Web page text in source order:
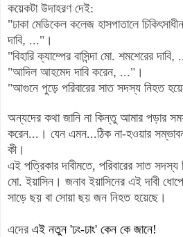
কয়েকটা উদাহরণ দেই:
"ঢাকা মেডিকেল কলেজ হাসপাতালে চিকিৎসা
দাবি, ..."।
"বিহারি ক্যাম্পের বাসিন্দা মো. শমশেরের দাবি,
"আদিল আহমেদ দাবি করেন, ..."।
"আগুনে পুড়ে পরিবারের সাত সদস্য নিহত
অন্যদের কথা জানি না কিন্তু আমার পড়ার
করেন...। যেন এমন...ঠিক না-হওয়ার
কী।
এই পত্রিকার দাবীমতে, পরিবারের সাত সদস্য
মো. ইয়াসিন। জনাব ইয়াসিনের এই দাবী
সাড়ে ছয় বা সোয়া ছয় জন নিহত হয়েছে।
এদের এই নতুন 'ঢং-ঢাং' কেন কে জানে!